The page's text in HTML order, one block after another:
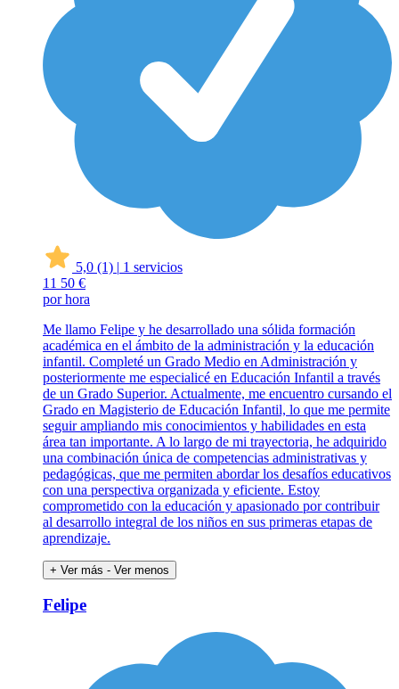
5,0 (1) | 1 servicios
11 50 €
por hora
Me llamo Felipe y he desarrollado una sólida formación
académica en el ámbito de la administración y la educación
infantil. Completé un Grado Medio en Administración y
posteriormente me especialicé en Educación Infantil a través
de un Grado Superior. Actualmente, me encuentro cursando el
Grado en Magisterio de Educación Infantil, lo que me permite
seguir ampliando mis conocimientos y habilidades en esta
área tan importante. A lo largo de mi trayectoria, he adquirido
una combinación única de competencias administrativas y
pedagógicas, que me permiten abordar los desafíos educativos
con una perspectiva organizada y eficiente. Estoy
comprometido con la educación y apasionado por contribuir
al desarrollo integral de los niños en sus primeras etapas de
aprendizaje.
+ Ver más - Ver menos
Felipe